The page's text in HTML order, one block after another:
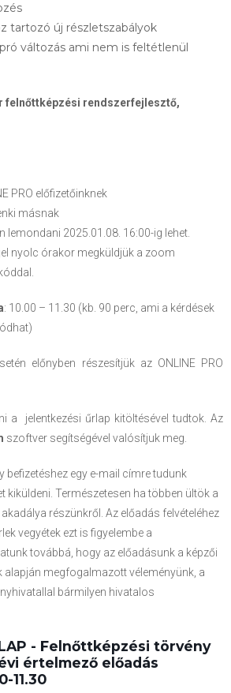
tartozó új részletszabályok
változás ami nem is feltétlenül
felnőttképzési rendszerfejlesztő,
PRO előfizetőinknek
másnak
lemondani 2025.01.08. 16:00-ig lehet.
nyolc órakor megküldjük a zoom
: 10.00 – 11.30 (kb. 90 perc, ami a kérdések
előnyben részesítjük az ONLINE PRO
a jelentkezési űrlap kitöltésével tudtok. Az
szoftver segítségével valósítjuk meg.
befizetéshez egy e-mail címre tudunk
kiküldeni. Természetesen ha többen ültök a
részünkről. Az előadás felvételéhez
vegyétek ezt is figyelembe a
továbbá, hogy az előadásunk a képzői
alapján megfogalmazott véleményünk, a
bármilyen hivatalos
LAP - Felnőttképzési törvény
értelmező előadás
11.30